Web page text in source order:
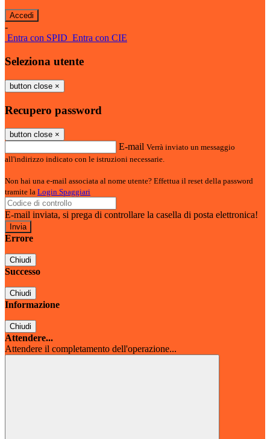
-
Entra con SPID Entra con CIE
Seleziona utente
button close ×
Recupero password
button close ×
E-mail Verrà inviato un messaggio
all'indirizzo indicato con le istruzioni necessarie.
Non hai una e-mail associata al nome utente? Effettua il reset della password
tramite la Login Spaggiari
E-mail inviata, si prega di controllare la casella di posta elettronica!
Errore
Chiudi
Successo
Chiudi
Informazione
Chiudi
Attendere...
Attendere il completamento dell'operazione...